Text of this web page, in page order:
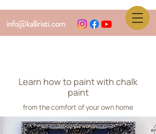
info@kalliristi.com
Learn how to paint with chalk
paint
from the comfort of your own home